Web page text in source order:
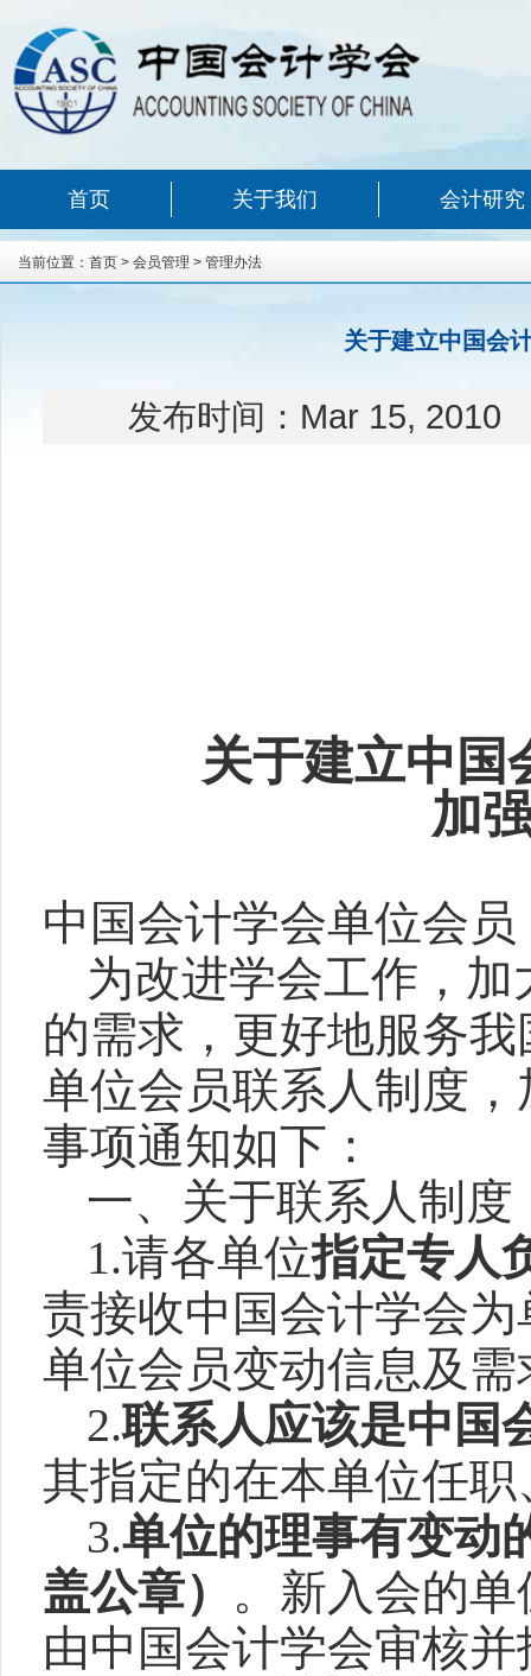
首页 关于我们 会计研究
当前位置： 首页 > 会员管理 > 管理办法
关于建立中国会
发布时间： Mar 15, 2010
关于建立中国
加
中国会计学会单位会员
为改进学会工作，
的需求，更好地服务
单位会员联系人制度
事项通知如下：
一、关于联系人制度
1.请各单位指定专人
责接收中国会计学会
单位会员变动信息及需
2.联系人应该是中国
其指定的在本单位任
3.单位的理事有变动
盖公章） 。新入会的
由中国会计学会审核